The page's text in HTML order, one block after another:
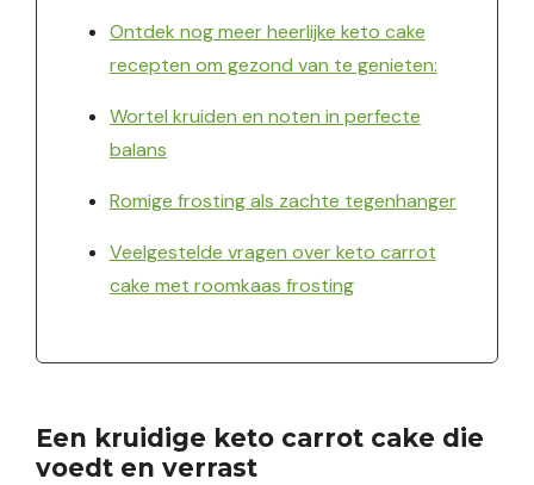
Ontdek nog meer heerlijke keto cake
recepten om gezond van te genieten:
Wortel kruiden en noten in perfecte
balans
Romige frosting als zachte tegenhanger
Veelgestelde vragen over keto carrot
cake met roomkaas frosting
Een kruidige keto carrot cake die
voedt en verrast